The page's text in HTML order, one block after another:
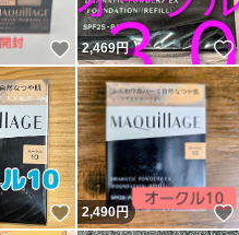
いいね！
2,469円
いいね！
2,490円